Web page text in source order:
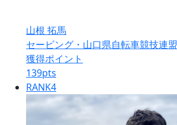
山根 拓馬
セービング・山口県自転車競技連盟
獲得ポイント
139pts
RANK4